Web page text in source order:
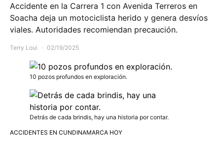
Accidente en la Carrera 1 con Avenida Terreros en
Soacha deja un motociclista herido y genera desvíos
viales. Autoridades recomiendan precaución.
Terry Loui 02/19/2025
10 pozos profundos en exploración.
Detrás de cada brindis, hay una historia por contar.
ACCIDENTES EN CUNDINAMARCA HOY